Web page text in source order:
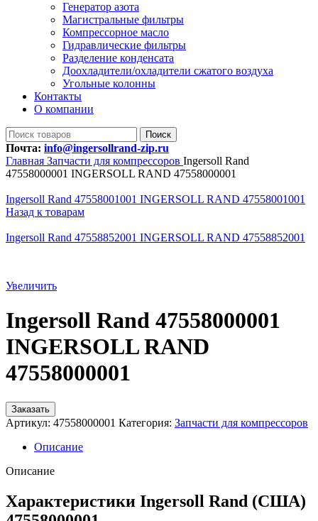
Генератор азота
Магистральные фильтры
Компрессорное масло
Гидравлические фильтры
Разделение конденсата
Доохладители/охладители сжатого воздуха
Угольные колонны
Контакты
О компании
Поиск
Почта: info@ingersollrand-zip.ru
Главная Запчасти для компрессоров Ingersoll Rand
47558000001 INGERSOLL RAND 47558000001
Ingersoll Rand 47558001001 INGERSOLL RAND 47558001001
Назад к товарам
Ingersoll Rand 47558852001 INGERSOLL RAND 47558852001
Увеличить
Ingersoll Rand 47558000001
INGERSOLL RAND
47558000001
Заказать
Артикул: 47558000001 Категория: Запчасти для компрессоров
Описание
Описание
Характеристики Ingersoll Rand (США)